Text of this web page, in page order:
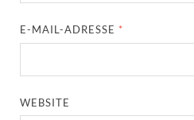
E-MAIL-ADRESSE *
WEBSITE